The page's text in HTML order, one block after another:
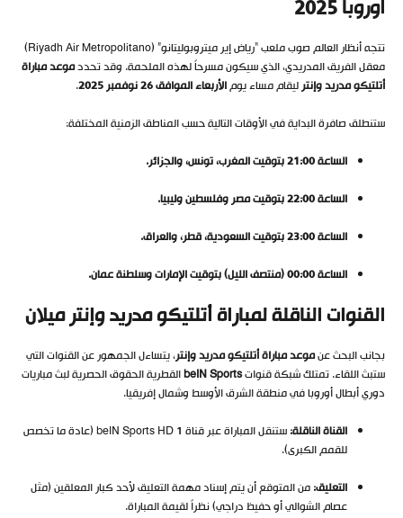
أوروبا 2025
تتجه أنظار العالم صوب ملعب “رياض إير ميتروبوليتانو” (Riyadh Air Metropolitano)
معقل الفريق المدريدي، الذي سيكون مسرحاً لهذه الملحمة. وقد تحددموعد مباراة
أتلتيكو مدريد وإنترليقام مساء يومالأربعاء الموافق 26 نوفمبر 2025
.
ستنطلق صافرة البداية في الأوقات التالية حسب المناطق الزمنية المختلفة:
الساعة 21:00 بتوقيت المغرب، تونس، والجزائر.
الساعة 22:00 بتوقيت مصر وفلسطين وليبيا.
الساعة 23:00 بتوقيت السعودية، قطر، والعراق.
الساعة 00:00 (منتصف الليل) بتوقيت الإمارات وسلطنة عمان.
القنوات الناقلة لمباراة أتلتيكو مدريد وإنتر ميلان
بجانب البحث عنموعد مباراة أتلتيكو مدريد وإنتر، يتساءل الجمهور عن القنوات التي
ستبث اللقاء. تمتلك شبكة قنواتbeIN Sportsالقطرية الحقوق الحصرية لبث مباريات
دوري أبطال أوروبا في منطقة الشرق الأوسط وشمال إفريقيا.
القناة الناقلة:
ستنقل المباراة عبر قناة beIN Sports HD 1 (عادة ما تخصص
للقمم الكبرى).
التعليق:من المتوقع أن يتم إسناد مهمة التعليق لأحد كبار المعلقين (مثل
عصام الشوالي أو حفيظ دراجي) نظراً لقيمة المباراة.